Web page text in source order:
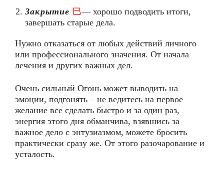
Закрытие 巳— хорошо подводить итоги,
завершать старые дела.
Нужно отказаться от любых действий личного
или профессионального значения. От начала
лечения и других важных дел.
Очень сильный Огонь может выводить на
эмоции, подгонять – не ведитесь на первое
желание все сделать быстро и за один раз,
энергия этого дня обманчива, взявшись за
важное дело с энтузиазмом, можете бросить
практически сразу же. От этого разочарование и
усталость.